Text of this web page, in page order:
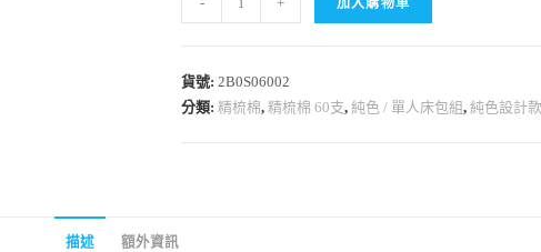
加入購物車
貨號:2B0S06002
分類:精梳棉,精梳棉 60支,純色 / 單人床包組,純色設計
描述 額外資訊